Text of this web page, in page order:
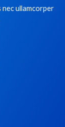
ullamcorper